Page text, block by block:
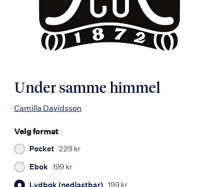
Under samme himmel
Camilla Davidsson
Velg format
Pocket 229 kr
Ebok 199 kr
Lydbok (nedlastbar) 199 kr